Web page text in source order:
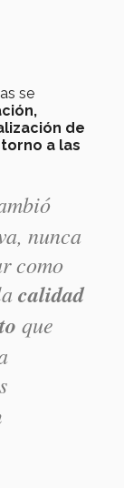
se
de
a las
nunca
como
calidad
que